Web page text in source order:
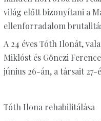
világ előtt bizonyítani a
ellenforradalom
A 24 éves Tóth Ilonát,
Miklóst és Gönczi
június 26-án, a társait 27-
Tóth Ilona rehabilitálása